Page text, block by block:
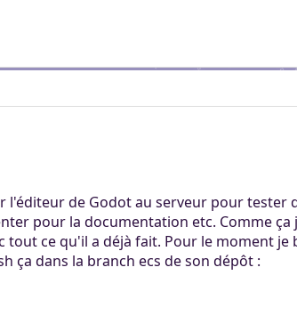
de Godot au serveur pour tester
pour la documentation etc. Comme ça
tout ce qu'il a déjà fait. Pour le moment je
ça dans la branch ecs de son dépôt :